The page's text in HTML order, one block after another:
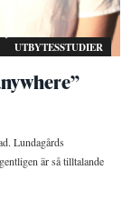
UTBYTESSTUDIER
Lundagårds
är så tilltalande